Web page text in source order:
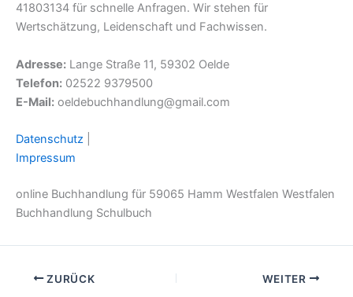
41803134 für schnelle Anfragen. Wir stehen für
Wertschätzung, Leidenschaft und Fachwissen.
Adresse: Lange Straße 11, 59302 Oelde
Telefon: 02522 9379500
E-Mail: oeldebuchhandlung@gmail.com
Datenschutz
Impressum
online Buchhandlung für 59065 Hamm Westfalen Westfalen
Buchhandlung Schulbuch
ZURÜCK WEITER